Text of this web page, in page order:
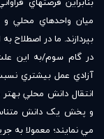
ميان واحدهاي محلي و
بپردازند. ما در اصطلاح
در گام سوم/به اين
آزادي عمل بيشتري
انتقال دانش محلي بهتر
و پخش يک دانش
مي نمايند؛ معمولا به